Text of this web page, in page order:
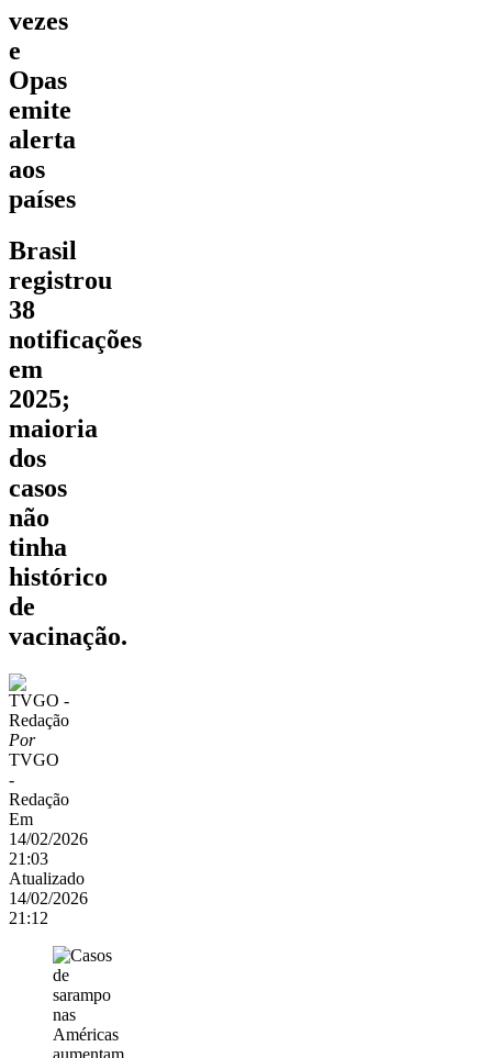
vezes
e
Opas
emite
alerta
aos
países
Brasil
registrou
38
notificações
em
2025;
maioria
dos
casos
não
tinha
histórico
de
vacinação.
Por
TVGO
-
Redação
Em
14/02/2026
21:03
Atualizado
14/02/2026
21:12